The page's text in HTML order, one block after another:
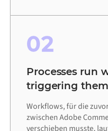
02
Processes run
triggering them
Workflows, für die
zwischen Adobe
verschieben musste,